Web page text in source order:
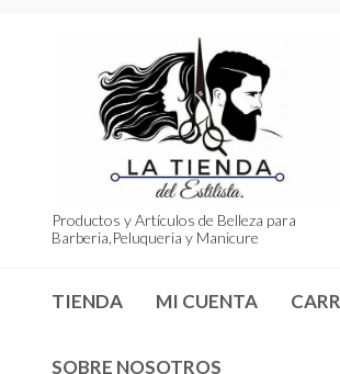
Productos y Artículos de Belleza para
Barberia,Peluqueria y Manicure
TIENDA MI CUENTA
SOBRE NOSOTROS